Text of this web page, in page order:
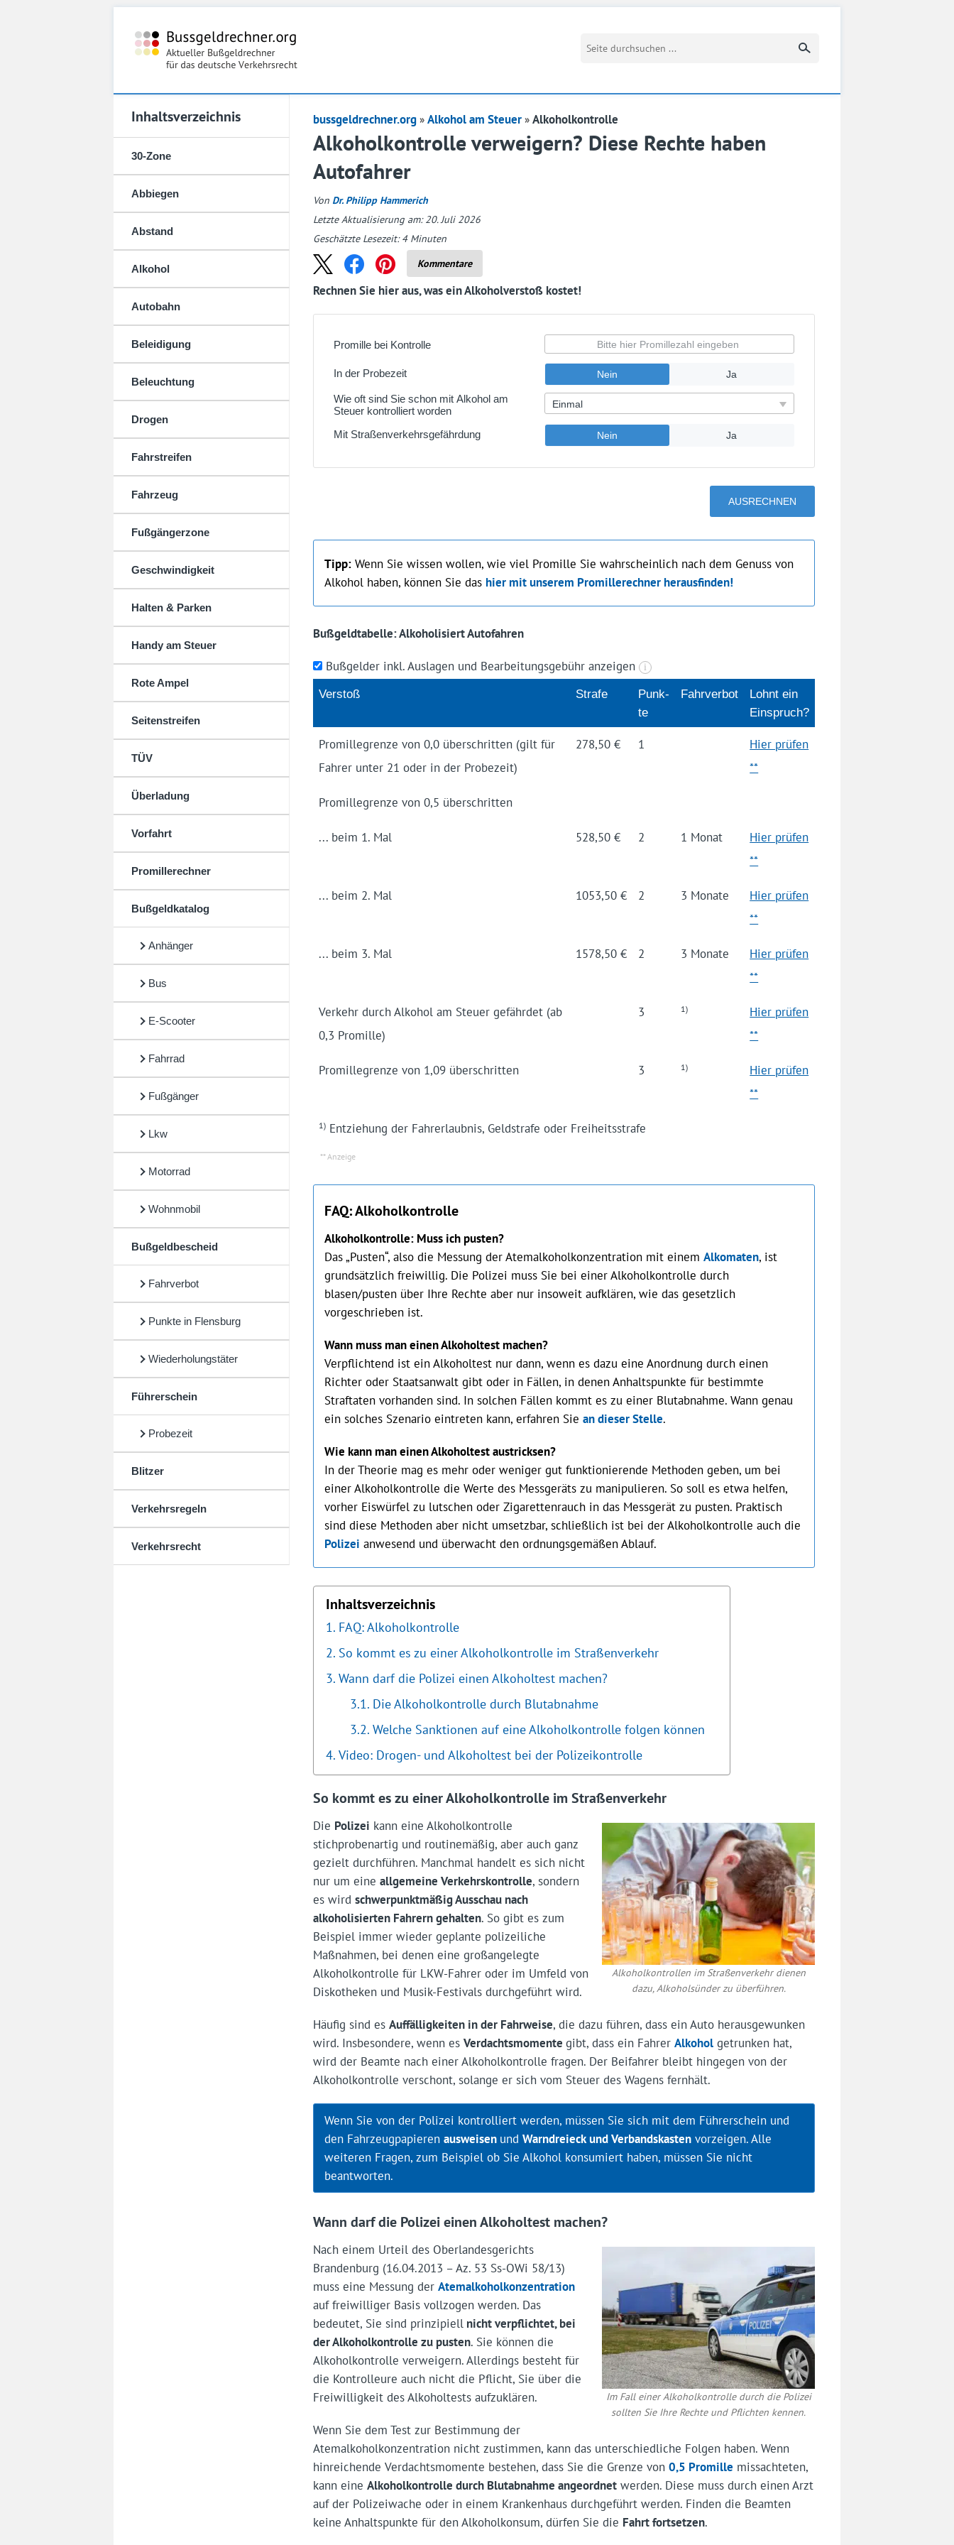
Suchbegriff eingeben
Inhaltsverzeichnis
30-Zone
Abbiegen
Abstand
Alkohol
Autobahn
Beleidigung
Beleuchtung
Drogen
Fahrstreifen
Fahrzeug
Fußgängerzone
Geschwindigkeit
Halten & Parken
Handy am Steuer
Rote Ampel
Seitenstreifen
TÜV
Überladung
Vorfahrt
Promillerechner
Bußgeldkatalog
Anhänger
Bus
E-Scooter
Fahrrad
Fußgänger
Lkw
Motorrad
Wohnmobil
Bußgeldbescheid
Fahrverbot
Punkte in Flensburg
Wiederholungstäter
Führerschein
Probezeit
Blitzer
Verkehrsregeln
Verkehrsrecht
bussgeldrechner.org Alkohol am Steuer Alkoholkontrolle
Alkoholkontrolle verweigern? Diese Rechte haben
Autofahrer
Von Dr. Philipp Hammerich
Letzte Aktualisierung am: 20. Juli 2026
Geschätzte Lesezeit:4 Minuten
Kommentare
Rechnen Sie hier aus, was ein Alkoholverstoß kostet!
Tipp:Wenn Sie wissen wollen, wie viel Promille Sie wahrscheinlich nach dem Genuss von
Alkohol haben, können Sie das hier mit unserem Promillerechner herausfinden!
Bußgeldtabelle: Alkoholisiert Autofahren
Bußgelder inkl. Auslagen und Bearbeitungsgebühr anzeigen i
Ver­stoß Strafe
Punk­
te
Fahrverbot
Lohnt ein
Einspruch?
Pro­mille­grenze von 0,0 über­schrit­ten (gilt für
Fahrer unter 21 oder in der Probe­zeit)
278,50 € 1
Hier prüfen
**
Pro­mille­grenze von 0,5 über­schrit­ten
... beim 1. Mal 528,50 € 2 1 Monat
Hier prüfen
**
... beim 2. Mal 1053,50 € 2 3 Monate
Hier prüfen
**
... beim 3. Mal 1578,50 € 2 3 Monate
Hier prüfen
**
Verkehr durch Alko­hol am Steuer gefähr­det (ab
0,3 Promil­le)
3 1)
Hier prüfen
**
Pro­mille­grenze von 1,09 über­schrit­ten 3 1)
Hier prüfen
**
1) Ent­ziehung der Fahr­er­laub­nis, Geld­strafe oder Frei­heits­strafe
FAQ: Alkoholkontrolle
Alkoholkontrolle: Muss ich pusten?
Das „Pusten“, also die Messung der Atemalkoholkonzentration mit einem Alkomaten, ist
grundsätzlich freiwillig. Die Polizei muss Sie bei einer Alkoholkontrolle durch
blasen/pusten über Ihre Rechte aber nur insoweit aufklären, wie das gesetzlich
vorgeschrieben ist.
Wann muss man einen Alkoholtest machen?
Verpflichtend ist ein Alkoholtest nur dann, wenn es dazu eine Anordnung durch einen
Richter oder Staatsanwalt gibt oder in Fällen, in denen Anhaltspunkte für bestimmte
Straftaten vorhanden sind. In solchen Fällen kommt es zu einer Blutabnahme. Wann genau
ein solches Szenario eintreten kann, erfahren Sie an dieser Stelle.
Wie kann man einen Alkoholtest austricksen?
In der Theorie mag es mehr oder weniger gut funktionierende Methoden geben, um bei
einer Alkoholkontrolle die Werte des Messgeräts zu manipulieren. So soll es etwa helfen,
vorher Eiswürfel zu lutschen oder Zigarettenrauch in das Messgerät zu pusten. Praktisch
sind diese Methoden aber nicht umsetzbar, schließlich ist bei der Alkoholkontrolle auch die
Polizei anwesend und überwacht den ordnungsgemäßen Ablauf.
Inhaltsverzeichnis
FAQ: Alkoholkontrolle
So kommt es zu einer Alkoholkontrolle im Straßenverkehr
Wann darf die Polizei einen Alkoholtest machen?
Die Alkoholkontrolle durch Blutabnahme
Welche Sanktionen auf eine Alkoholkontrolle folgen können
Video: Drogen- und Alkoholtest bei der Polizeikontrolle
So kommt es zu einer Alkoholkontrolle im Straßenverkehr
Alkoholkontrollen im Straßenverkehr dienen
dazu, Alkoholsünder zu überführen.
Die Polizei kann eine Alkoholkontrolle
stichprobenartig und routinemäßig, aber auch ganz
gezielt durchführen. Manchmal handelt es sich nicht
nur um eine allgemeine Verkehrskontrolle, sondern
es wird schwerpunktmäßig Ausschau nach
alkoholisierten Fahrern gehalten. So gibt es zum
Beispiel immer wieder geplante polizeiliche
Maßnahmen, bei denen eine großangelegte
Alkoholkontrolle für LKW-Fahrer oder im Umfeld von
Diskotheken und Musik-Festivals durchgeführt wird.
Häufig sind es Auffälligkeiten in der Fahrweise, die dazu führen, dass ein Auto herausgewunken
wird. Insbesondere, wenn es Verdachtsmomente gibt, dass ein Fahrer Alkoholgetrunken hat,
wird der Beamte nach einer Alkoholkontrolle fragen. Der Beifahrer bleibt hingegen von der
Alkoholkontrolle verschont, solange er sich vom Steuer des Wagens fernhält.
Wenn Sie von der Polizei kontrolliert werden, müssen Sie sich mit dem Führerschein und
den Fahrzeugpapieren ausweisen und Warndreieck und Verbandskastenvorzeigen. Alle
weiteren Fragen, zum Beispiel ob Sie Alkohol konsumiert haben, müssen Sie nicht
beantworten.
Wann darf die Polizei einen Alkoholtest machen?
Im Fall einer Alkoholkontrolle durch die Polizei
sollten Sie Ihre Rechte und Pflichten kennen.
Nach einem Urteil des Oberlandesgerichts
Brandenburg (16.04.2013 – Az. 53 Ss-OWi 58/13)
muss eine Messung der Atemalkoholkonzentration
auf freiwilliger Basis vollzogen werden. Das
bedeutet, Sie sind prinzipiellnicht verpflichtet, bei
der Alkoholkontrolle zu pusten. Sie können die
Alkoholkontrolle verweigern. Allerdings besteht für
die Kontrolleure auch nicht die Pflicht, Sie über die
Freiwilligkeit des Alkoholtests aufzuklären.
Wenn Sie dem Test zur Bestimmung der
Atemalkoholkonzentration nicht zustimmen, kann das unterschiedliche Folgen haben. Wenn
hinreichende Verdachtsmomente bestehen, dass Sie die Grenze von 0,5 Promille missachteten,
kann eine Alkoholkontrolle durch Blutabnahme angeordnetwerden. Diese muss durch einen Arzt
auf der Polizeiwache oder in einem Krankenhaus durchgeführt werden. Finden die Beamten
keine Anhaltspunkte für den Alkoholkonsum, dürfen Sie die Fahrt fortsetzen.